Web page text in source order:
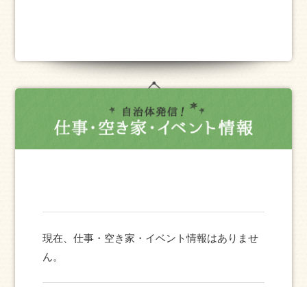
現在、仕事・空き家・イベント情報はありませ
ん。